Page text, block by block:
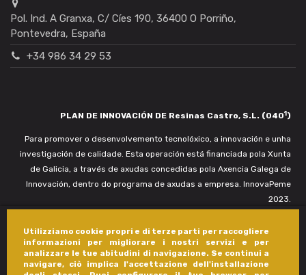
Utilizziamo cookie propri e di terze parti per raccogliere
informazioni per migliorare i nostri servizi e per
analizzare le tue abitudini di navigazione. Se continui a
navigare, ciò implica l'accettazione dell'installazione
Pol. Ind. A Granxa, C/ Cíes 190, 36400 O Porriño,
Pontevedra, España
+34 986 34 29 53
PLAN DE INNOVACIÓN DE Resinas Castro, S.L. (0401)
Para promover o desenvolvemento tecnolóxico, a innovación e unha
investigación de calidade. Esta operación está financiada pola Xunta
de Galicia, a través de axudas concedidas pola Axencia Galega de
Innovación, dentro do programa de axudas a empresa. InnovaPeme
2023.